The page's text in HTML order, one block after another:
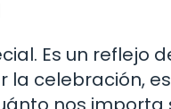
Es un reflejo
la celebración,